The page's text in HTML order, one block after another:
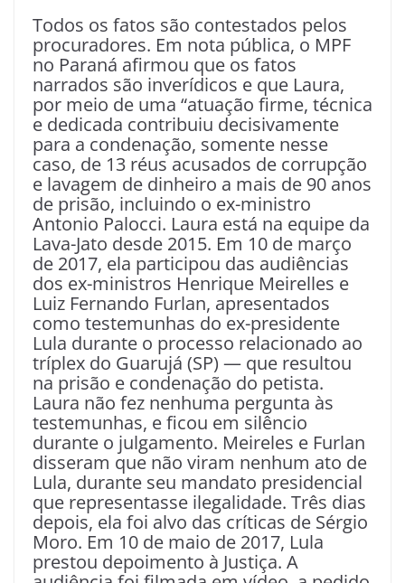
Todos os fatos são contestados pelos
procuradores. Em nota pública, o MPF
no Paraná afirmou que os fatos
narrados são inverídicos e que Laura,
por meio de uma “atuação firme, técnica
e dedicada contribuiu decisivamente
para a condenação, somente nesse
caso, de 13 réus acusados de corrupção
e lavagem de dinheiro a mais de 90 anos
de prisão, incluindo o ex-ministro
Antonio Palocci. Laura está na equipe da
Lava-Jato desde 2015. Em 10 de março
de 2017, ela participou das audiências
dos ex-ministros Henrique Meirelles e
Luiz Fernando Furlan, apresentados
como testemunhas do ex-presidente
Lula durante o processo relacionado ao
tríplex do Guarujá (SP) — que resultou
na prisão e condenação do petista.
Laura não fez nenhuma pergunta às
testemunhas, e ficou em silêncio
durante o julgamento. Meireles e Furlan
disseram que não viram nenhum ato de
Lula, durante seu mandato presidencial
que representasse ilegalidade. Três dias
depois, ela foi alvo das críticas de Sérgio
Moro. Em 10 de maio de 2017, Lula
prestou depoimento à Justiça. A